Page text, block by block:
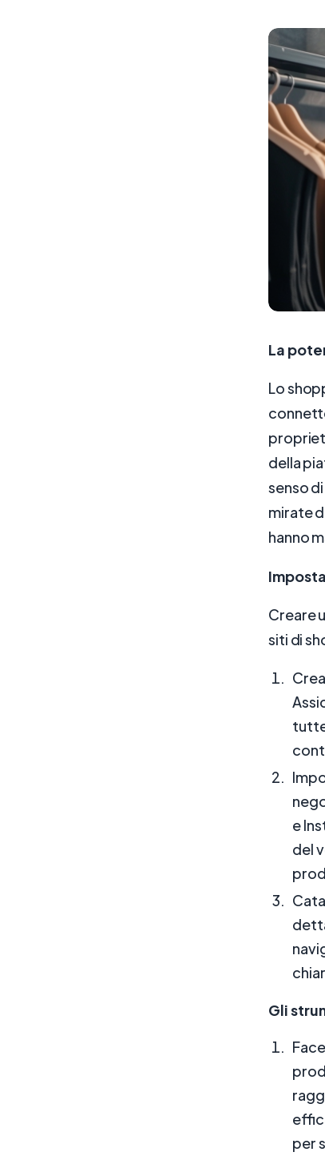
La
Lo
della
senso
mirate
hanno
Creare
siti di
e
del
Gli
per